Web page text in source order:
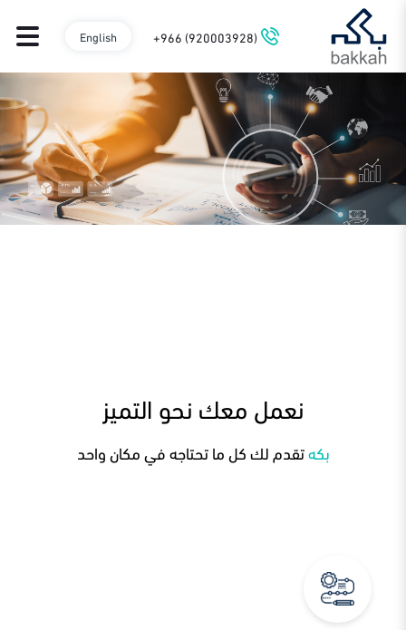
+966 (920003928)
English
نعمل معك نحو التميز
بكهتقدم لك كل ما تحتاجه في مكان واحد